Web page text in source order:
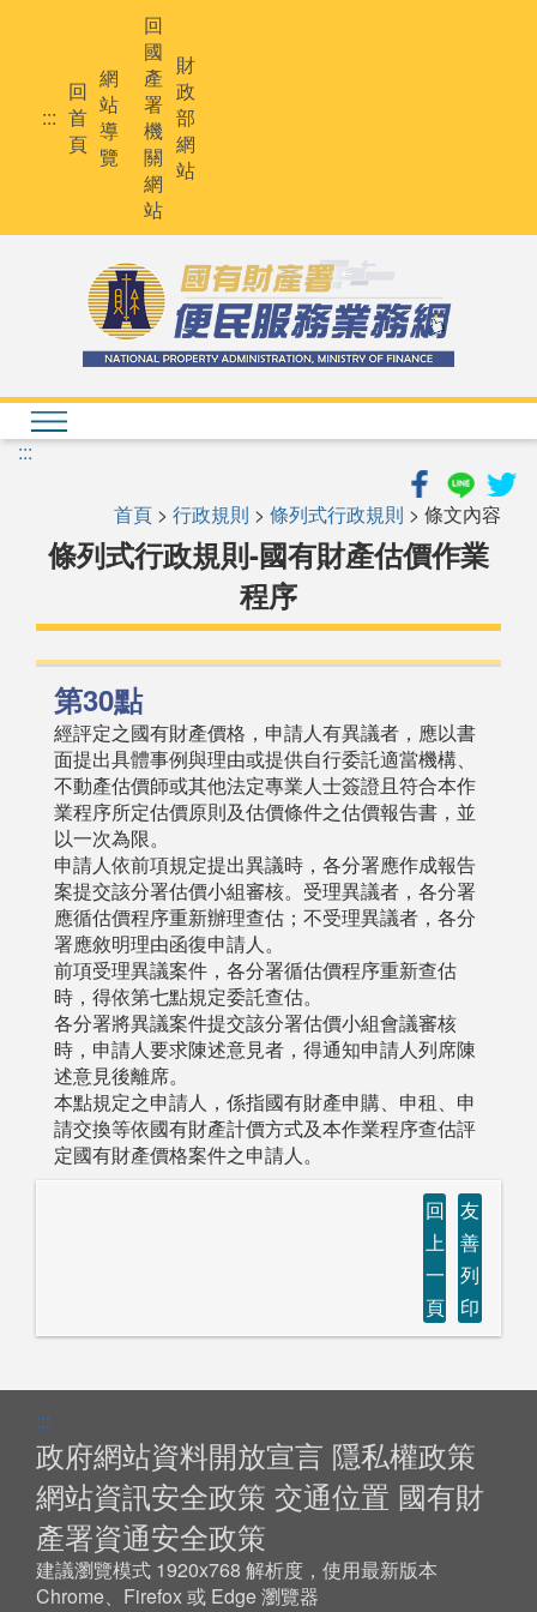
:::
回
首
頁
網
站
導
覽
回
國
產
署
機
關
網
站
財
政
部
網
站
:::
首頁 > 行政規則 > 條列式行政規則 > 條文內容
條列式行政規則-國有財產估價作業
程序
第30點
經評定之國有財產價格，申請人有異議者，應以書
面提出具體事例與理由或提供自行委託適當機構、
不動產估價師或其他法定專業人士簽證且符合本作
業程序所定估價原則及估價條件之估價報告書，並
以一次為限。
申請人依前項規定提出異議時，各分署應作成報告
案提交該分署估價小組審核。受理異議者，各分署
應循估價程序重新辦理查估；不受理異議者，各分
署應敘明理由函復申請人。
前項受理異議案件，各分署循估價程序重新查估
時，得依第七點規定委託查估。
各分署將異議案件提交該分署估價小組會議審核
時，申請人要求陳述意見者，得通知申請人列席陳
述意見後離席。
本點規定之申請人，係指國有財產申購、申租、申
請交換等依國有財產計價方式及本作業程序查估評
定國有財產價格案件之申請人。
回
上
一
頁
友
善
列
印
:::
政府網站資料開放宣言 隱私權政策
網站資訊安全政策 交通位置 國有財
產署資通安全政策
建議瀏覽模式 1920x768 解析度，使用最新版本
Chrome、Firefox 或 Edge 瀏覽器